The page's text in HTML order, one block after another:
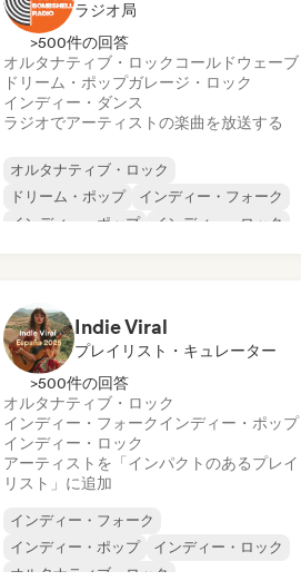
ラジオ局
>500件の回答
オルタナティブ・ロック コールドウェーブ
ドリーム・ポップガレージ・ロック
インディー・ダンス
ラジオでアーティストの楽曲を放送する
オルタナティブ・ロック
ドリーム・ポップ
インディー・フォーク
インディー・ポップ
インディー・ロック
Indie Viral
プレイリスト・キュレーター
>500件の回答
オルタナティブ・ロック
インディー・フォークインディー・ポップ
インディー・ロック
アーティストを「インパクトのあるプレイ
リスト」に追加
インディー・フォーク
インディー・ポップ
インディー・ロック
オルタナティブ・ロック